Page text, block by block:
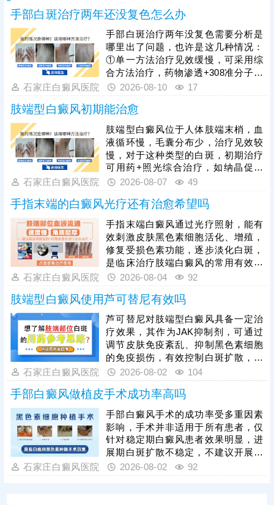
手部白斑治疗两年还没复色怎么办
手部白斑治疗两年没复色需要分析是
哪里出了问题，也许是这几种情况：
①单一方法治疗见效缓慢，可采用综
合方法治疗，药物渗透+308准分子激
光，提升疗效;②治疗期间时断时续，
度，白癜风治疗需要持之以恒，累积
疗效，等量变达到质变，促进肤色还
原;③手部白斑脱色严重，病症顽固，
几乎无活性黑色素细胞，病情稳定可
考虑手术治疗，提升祛白成功率。
石家庄白癜风医院 2026-08-10 17
肢端型白癜风初期能治愈
肢端型白癜风位于人体肢端末梢，血
液循环慢，毛囊分布少，治疗见效较
慢，对于这种类型的白斑，初期治疗
可用药+照光综合治疗，如纳晶促渗
+308激光，提升疗效，缩短治疗疗
贯性，确定合适的频率，不可时断时
续，以免疗效中断，前功尽弃。若用
药、照光疗效不理想，白斑区域色素
脱失严重，病情稳定还可以考虑黑色
素细胞种植手术。
石家庄白癜风医院 2026-08-07 49
手指末端的白癜风光疗还有治愈希望吗
手指末端白癜风通过光疗照射，能有
效刺激皮肤黑色素细胞活化、增殖，
修复受损色素功能，逐步淡化白斑，
是临床治疗肢端白癜风的常用有效手
段，但手指末端属于人体末梢部位，
吸收和黑色素再生效率偏低，为提升
治疗疗效、缩短治疗周期，临床多建
议采用综合性治疗方案，搭配中医定
向、药物渗透等辅助疗法，疏通局部
经络、加速末梢血液循环，促进药物
深层吸收，为黑色素生成提供良好条
件。治疗过程中需长期坚持，不可随
意中断疗程，否
石家庄白癜风医院 2026-08-04 92
肢端型白癜风使用芦可替尼有效吗
芦可替尼对肢端型白癜风具备一定治
疗效果，其作为JAK抑制剂，可通过
调节皮肤免疫紊乱、抑制黑色素细胞
的免疫损伤，有效控制白斑扩散，辅
助皮肤复色，但肢端部位毛囊稀少、
血液循环较差，属于白癜风难治区
域，单独使用芦可替尼的治疗效果较
为有限，临床研究证实，采用芦可替
尼配合308nm准分子光疗等方式进行
综合性治疗，可大幅提升肢端白斑复
色效率，疗效远优于单一用药。肢端
型白癜风恢复周期较长，患者需坚持
足疗程治疗，不可随意中断、停药，
石家庄白癜风医院 2026-08-02 104
手部白癜风做植皮手术成功率高吗
手部白癜风手术的成功率受多重因素
影响，手术并非适用于所有患者，仅
针对稳定期白癜风患者效果明显，进
展期白斑扩散不稳定，不建议开展手
术，准确适配病情是保障手术成功的
石家庄白癜风医院 2026-08-02 92